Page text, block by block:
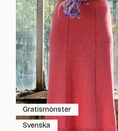
Gratismönster
Svenska